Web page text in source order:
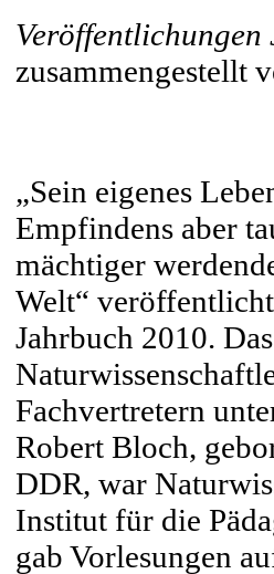
Veröffentlichungen
zusammengestellt
„Sein eigenes
Empfindens aber
mächtiger
Welt“
Jahrbuch 2010.
Fachvertretern
Robert Bloch,
DDR, war
Institut für die
gab Vorlesungen